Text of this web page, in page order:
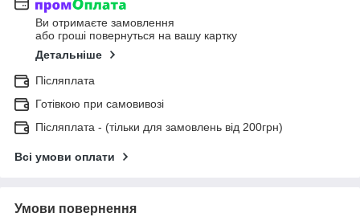
Ви отримаєте замовлення
або гроші повернуться на вашу картку
Детальніше
Післяплата
Готівкою при самовивозі
Післяплата - (тільки для замовлень від 200грн)
Всі умови оплати
Умови повернення